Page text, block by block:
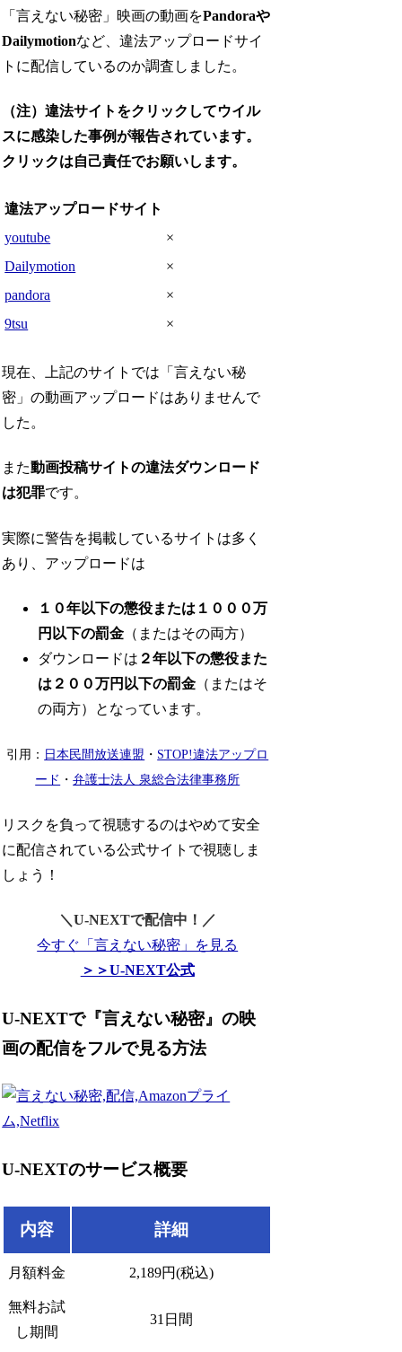
「言えない秘密」映画の動画をPandoraや
Dailymotionなど、違法アップロードサイ
トに配信しているのか調査しました。
（注）違法サイトをクリックしてウイル
スに感染した事例が報告されています。
クリックは自己責任でお願いします。
違法アップロードサイト
youtube
×
Dailymotion
×
pandora
×
9tsu
×
現在、上記のサイトでは「言えない秘
密」の動画アップロードはありませんで
した。
また動画投稿サイトの違法ダウンロード
は犯罪です。
実際に警告を掲載しているサイトは多く
あり、アップロードは
１０年以下の懲役または１０００万
円以下の罰金 （またはその両方）
ダウンロードは ２年以下の懲役また
は２００万円以下の罰金 （またはそ
の両方）となっています。
引用： 日本民間放送連盟 ・ STOP!違法アップロ
ード ・弁護士法人 泉総合法律事務所
リスクを負って視聴するのはやめて安全
に配信されている公式サイトで視聴しま
しょう！
＼U-NEXTで配信中！／
今すぐ「言えない秘密」を見る
＞＞U-NEXT公式
U-NEXTで『言えない秘密』の映
画の配信をフルで見る方法
U-NEXTのサービス概要
内容 詳細
月額料金 2,189円(税込)
無料お試
し期間
31日間